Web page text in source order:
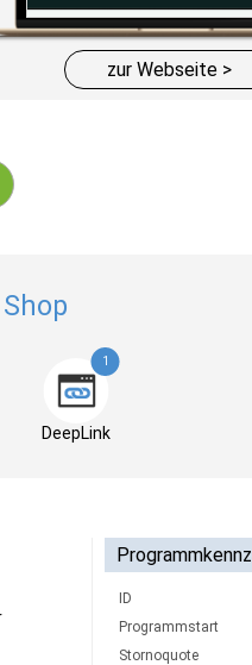
zur Webseite >
1
DeepLink
ID
Programmstart
Stornoquote